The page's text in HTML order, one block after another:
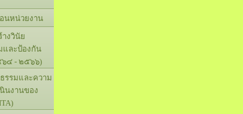
นหน่วยงาน
างวินัย
และป้องกัน
๖๔ - ๒๕๖๖)
รรมและความ
นงานของ